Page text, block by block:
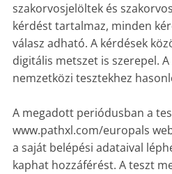
szakorvosjelöltek és
kérdést tartalmaz, minden
válasz adható. A kérdések
digitális metszet is szerepel.
nemzetközi tesztekhez
A megadott periódusban a
www.pathxl.com/europals
a saját belépési adataival
kaphat hozzáférést. A teszt